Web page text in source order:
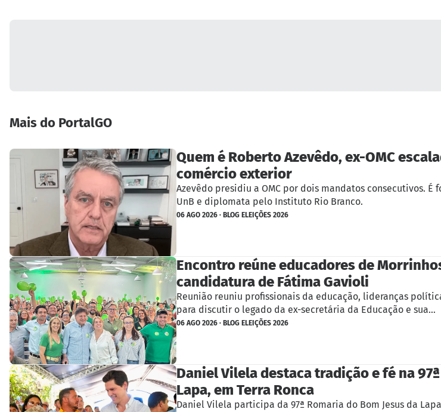
Mais do PortalGO
Quem é Roberto Azevêdo, ex-OMC
comércio exterior
Azevêdo presidiu a OMC por dois mandatos consecutivos.
UnB e diplomata pelo Instituto Rio Branco.
06 AGO 2026 · BLOG ELEIÇÕES 2026
Encontro reúne educadores de
candidatura de Fátima Gavioli
Reunião reuniu profissionais da educação, lideranças
para discutir o legado da ex-secretária da Educação e sua…
06 AGO 2026 · BLOG ELEIÇÕES 2026
Daniel Vilela destaca tradição e fé na
Lapa, em Terra Ronca
Daniel Vilela participa da 97ª Romaria do Bom Jesus da